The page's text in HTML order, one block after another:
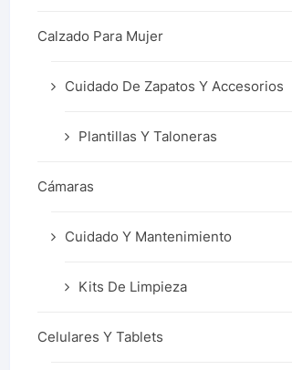
Calzado Para Mujer
Cuidado De Zapatos Y Accesorios
Plantillas Y Taloneras
Cámaras
Cuidado Y Mantenimiento
Kits De Limpieza
Celulares Y Tablets